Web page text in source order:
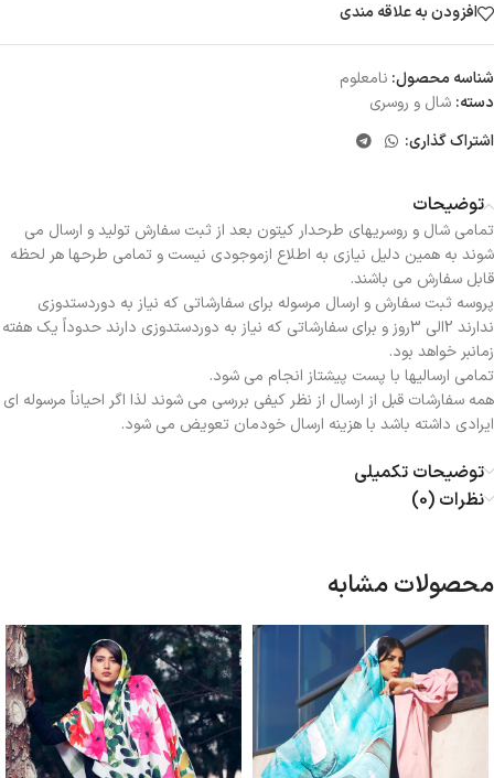
افزودن به علاقه مندی
شناسه محصول: نامعلوم
دسته: شال و روسری
اشتراک گذاری:
توضیحات
تمامی شال و روسریهای طرحدار کیتون بعد از ثبت سفارش تولید و ارسال می
شوند به همین دلیل نیازی به اطلاع ازموجودی نیست و تمامی طرحها هر لحظه
قابل سفارش می باشند.
پروسه ثبت سفارش و ارسال مرسوله برای سفارشاتی که نیاز به دوردستدوزی
ندارند 2الی 3روز و برای سفارشاتی که نیاز به دوردستدوزی دارند حدوداً یک هفته
زمانبر خواهد بود.
تمامی ارسالیها با پست پیشتاز انجام می شود.
همه سفارشات قبل از ارسال از نظر کیفی بررسی می شوند لذا اگر احیاناً مرسوله ای
ایرادی داشته باشد با هزینه ارسال خودمان تعویض می شود.
توضیحات تکمیلی
نظرات (0)
محصولات مشابه